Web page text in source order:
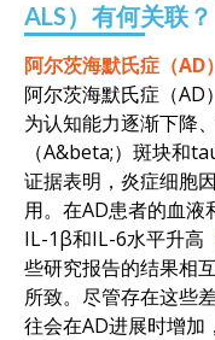
ALS）有何关联？
阿尔茨海默氏症（AD）
阿尔茨海默氏症（AD
为认知能力逐渐下降
（A&beta;）斑块和
证据表明，炎症细胞
用。在AD患者的血液
IL-1β和IL-6水平升高
些研究报告的结果相
所致。尽管存在这些
往会在AD进展时增加